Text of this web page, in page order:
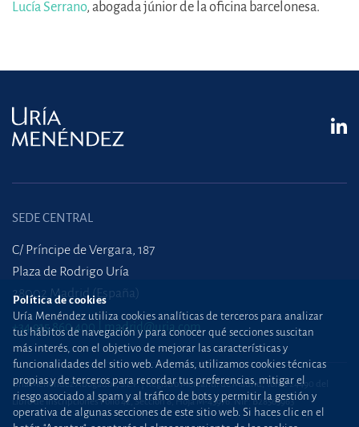
Lucía Serrano, abogada júnior de la oficina barcelonesa.
SEDE CENTRAL
C/ Príncipe de Vergara, 187
Plaza de Rodrigo Uría
28002 Madrid (España)
+34 915 860 400 madrid@uria.com
Uría Menéndez Abogados, S.L.P. | Registro Mercantil de Madrid, Tomo 24490 del
Libro de Inscripciones Folio 42, Sección 8, Hoja M-43976. NIF: B28563963
Política de cookies
Uría Menéndez utiliza cookies analíticas de terceros para analizar
tus hábitos de navegación y para conocer qué secciones suscitan
más interés, con el objetivo de mejorar las características y
funcionalidades del sitio web. Además, utilizamos cookies técnicas
propias y de terceros para recordar tus preferencias, mitigar el
riesgo asociado al spam y al tráfico de bots y permitir la gestión y
operativa de algunas secciones de este sitio web. Si haces clic en el